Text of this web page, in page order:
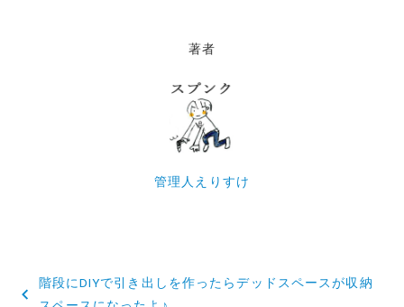
著者
管理人えりすけ
階段にDIYで引き出しを作ったらデッドスペースが収納